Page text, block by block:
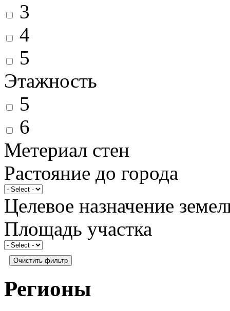
3
4
5
Этажность
5
6
Метериал стен
Растояние до города
Целевое назначение
Площадь участка
Регионы